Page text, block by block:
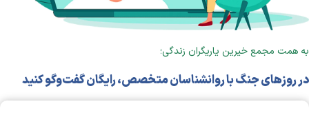
به همت مجمع خیرین یاریگران زندگی؛
در روزهای جنگ با روانشناسان متخصص، رایگان گفت‌‌‌و‌گو کنید